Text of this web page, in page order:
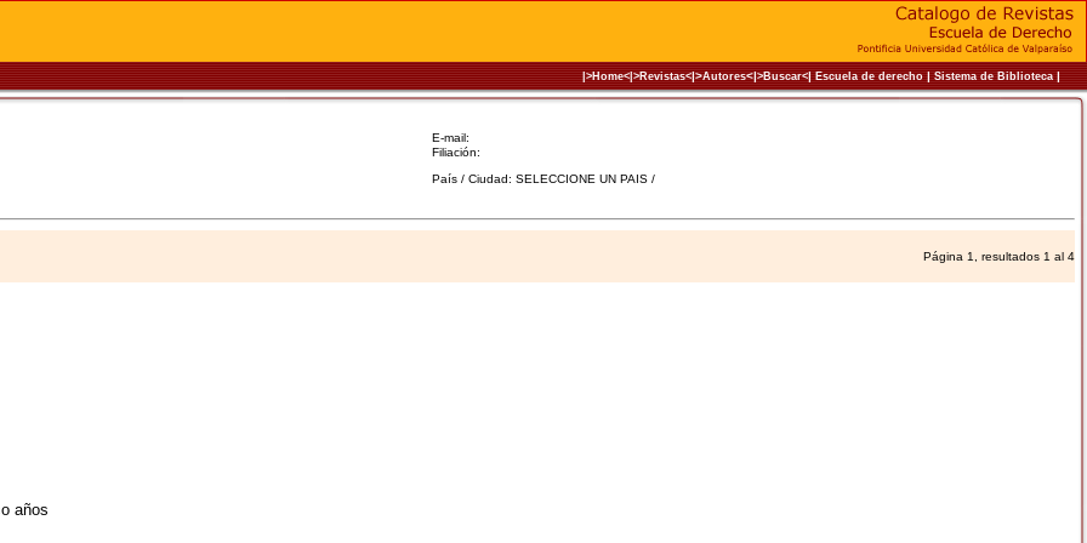
|>Home<|>Revistas<|>Autores<|>Buscar<|Escuela de derecho|Sistema de Biblioteca|
E-mail:
Filiación:
País / Ciudad: SELECCIONE UN PAIS /
Página 1, resultados 1 al 4
años